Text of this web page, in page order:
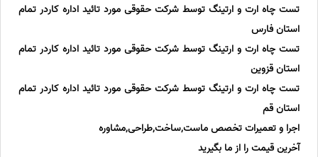
تست چاه ارت و ارتینگ توسط شرکت حقوقی مورد تائید اداره کاردر تمام
استان فارس
تست چاه ارت و ارتینگ توسط شرکت حقوقی مورد تائید اداره کاردر تمام
استان قزوین
تست چاه ارت و ارتینگ توسط شرکت حقوقی مورد تائید اداره کاردر تمام
استان قم
اجرا و تعمیرات تخصص ماست,ساخت,طراحی,مشاوره
آخرین قیمت را از ما بگیرید